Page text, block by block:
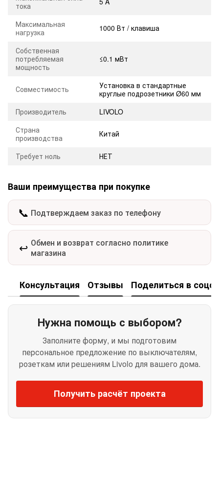
тока
Максимальная
нагрузка
1000 Вт / клавиша
Собственная
потребляемая
мощность
≤0.1 мВт
Совместимость
Установка в стандартные
круглые подрозетники Ø60 мм
Производитель
LIVOLO
Страна
производства
Китай
Требует ноль НЕТ
Ваши преимущества при покупке
📞 Подтверждаем заказ по телефону
↩️ Обмен и возврат согласно политике
магазина
Консультация Отзывы Поделиться в
Нужна помощь с выбором?
Заполните форму, и мы подготовим
персональное предложение по выключателям,
розеткам или решениям Livolo для вашего дома.
Получить расчёт проекта